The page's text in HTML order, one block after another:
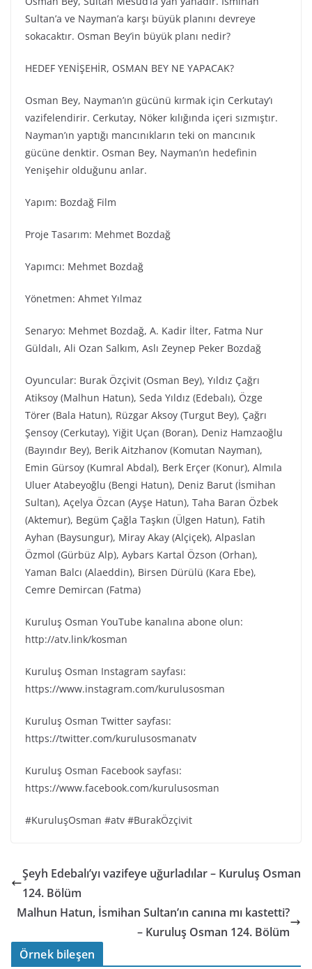
Sultan’a ve Nayman’a karşı büyük planını devreye
sokacaktır. Osman Bey’in büyük planı nedir?
HEDEF YENİŞEHİR, OSMAN BEY NE YAPACAK?
Osman Bey, Nayman’ın gücünü kırmak için Cerkutay’ı
vazifelendirir. Cerkutay, Nöker kılığında içeri sızmıştır.
Nayman’ın yaptığı mancınıkların teki on mancınık
gücüne denktir. Osman Bey, Nayman’ın hedefinin
Yenişehir olduğunu anlar.
Yapım: Bozdağ Fi̇lm
Proje Tasarım: Mehmet Bozdağ
Yapımcı: Mehmet Bozdağ
Yönetmen: Ahmet Yılmaz
Senaryo: Mehmet Bozdağ, A. Kadir İlter, Fatma Nur
Güldalı, Ali Ozan Salkım, Aslı Zeynep Peker Bozdağ
Oyuncular: Burak Özçivit (Osman Bey), Yıldız Çağrı
Atiksoy (Malhun Hatun), Seda Yıldız (Edebalı), Özge
Törer (Bala Hatun), Rüzgar Aksoy (Turgut Bey), Çağrı
Şensoy (Cerkutay), Yiğit Uçan (Boran), Deniz Hamzaoğlu
(Bayındır Bey), Berik Aitzhanov (Komutan Nayman),
Emin Gürsoy (Kumral Abdal), Berk Erçer (Konur), Almıla
Uluer Atabeyoğlu (Bengi Hatun), Deniz Barut (İsmihan
Sultan), Açelya Özcan (Ayşe Hatun), Taha Baran Özbek
(Aktemur), Begüm Çağla Taşkın (Ülgen Hatun), Fatih
Ayhan (Baysungur), Miray Akay (Alçiçek), Alpaslan
Özmol (Gürbüz Alp), Aybars Kartal Özson (Orhan),
Yaman Balcı (Alaeddin), Birsen Dürülü (Kara Ebe),
Cemre Demircan (Fatma)
Kuruluş Osman YouTube kanalına abone olun:
http://atv.link/kosman
Kuruluş Osman Instagram sayfası:
https://www.instagram.com/kurulusosman
Kuruluş Osman Twitter sayfası:
https://twitter.com/kurulusosmanatv
Kuruluş Osman Facebook sayfası:
https://www.facebook.com/kurulusosman
#KuruluşOsman #atv #BurakÖzçivit
Şeyh Edebalı’yı vazifeye uğurladılar – Kuruluş Osman
124. Bölüm
Malhun Hatun, İsmihan Sultan’ın canına mı kastetti?
– Kuruluş Osman 124. Bölüm
Örnek bileşen